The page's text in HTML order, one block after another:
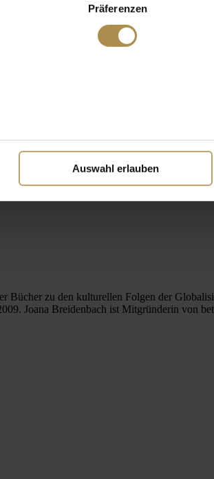
Präferenzen
Auswahl erlauben
Bücher zu den kulturellen Folgen der
Joana Breidenbach ist Mitgründerin von